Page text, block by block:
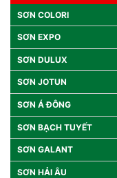
SƠN COLORI
SƠN EXPO
SƠN DULUX
SƠN JOTUN
SƠN Á ĐÔNG
SƠN BẠCH TUYẾT
SƠN GALANT
SƠN HẢI ÂU